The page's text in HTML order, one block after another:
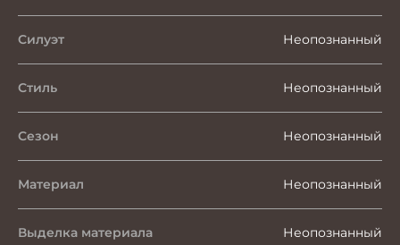
Силуэт Неопознанный
Стиль Неопознанный
Сезон Неопознанный
Материал Неопознанный
Выделка материала Неопознанный